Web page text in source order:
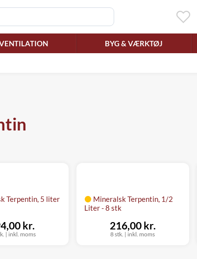
BYG & VÆRKTØJ
Terpentin, 5 liter
| inkl. moms
kr.
Mineralsk Terpentin, 1/2
Liter - 8 stk
8 stk. | inkl. moms
216,00 kr.